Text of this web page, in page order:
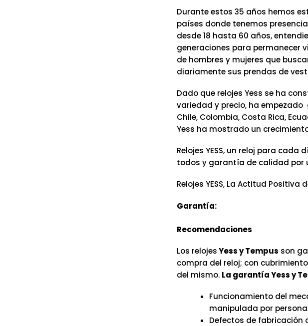
Durante estos 35 años hemos
países donde tenemos
desde 18 hasta 60 años,
generaciones para permanecer
de hombres y mujeres que
diariamente sus prendas de
Dado que relojes Yess se ha
variedad y precio, ha empezado
Chile, Colombia, Costa Rica,
Yess ha mostrado un
Relojes YESS, un reloj para
todos y garantía de calidad por
Relojes YESS, La Actitud Positiva
Garantía:
Recomendaciones
Los relojesYess y Tempus son
compra del reloj; con
del mismo. La garantía Yess y
Funcionamiento del
manipulada por
Defectos de fabricación